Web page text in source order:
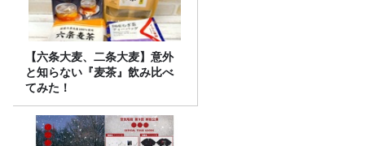
【六条大麦、二条大麦】意外
と知らない『麦茶』飲み比べ
てみた！